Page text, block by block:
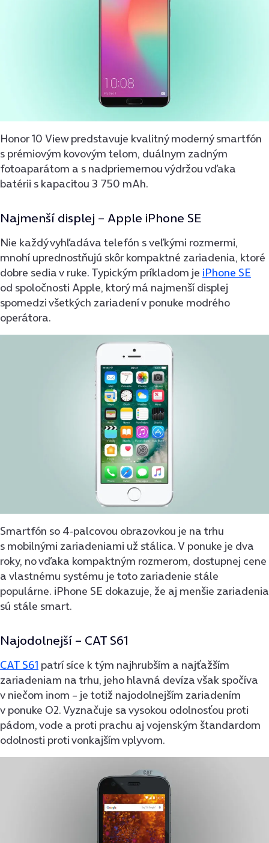
Honor 10 View predstavuje kvalitný moderný smartfón
s prémiovým kovovým telom, duálnym zadným
fotoaparátom a s nadpriemernou výdržou vďaka
batérii s kapacitou 3 750 mAh.
Najmenší displej – Apple iPhone SE
Nie každý vyhľadáva telefón s veľkými rozmermi,
mnohí uprednostňujú skôr kompaktné zariadenia, ktoré
dobre sedia v ruke. Typickým príkladom je iPhone SE
od spoločnosti Apple, ktorý má najmenší displej
spomedzi všetkých zariadení v ponuke modrého
operátora.
Smartfón so 4-palcovou obrazovkou je na trhu
s mobilnými zariadeniami už stálica. V ponuke je dva
roky, no vďaka kompaktným rozmerom, dostupnej cene
a vlastnému systému je toto zariadenie stále
populárne. iPhone SE dokazuje, že aj menšie zariadenia
sú stále smart.
Najodolnejší – CAT S61
CAT S61 patrí síce k tým najhrubším a najťažším
zariadeniam na trhu, jeho hlavná devíza však spočíva
v niečom inom – je totiž najodolnejším zariade­ním
v ponuke O2. Vyznačuje sa vysokou odolnosťou proti
pádom, vode a proti prachu aj vojenským štandardom
odolnosti proti vonkajším vplyvom.